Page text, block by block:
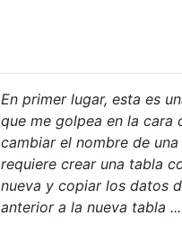
En primer lugar, esta es
que me golpea en la cara
cambiar el nombre de una
requiere crear una tabla
nueva y copiar los datos
anterior a la nueva tabla ...